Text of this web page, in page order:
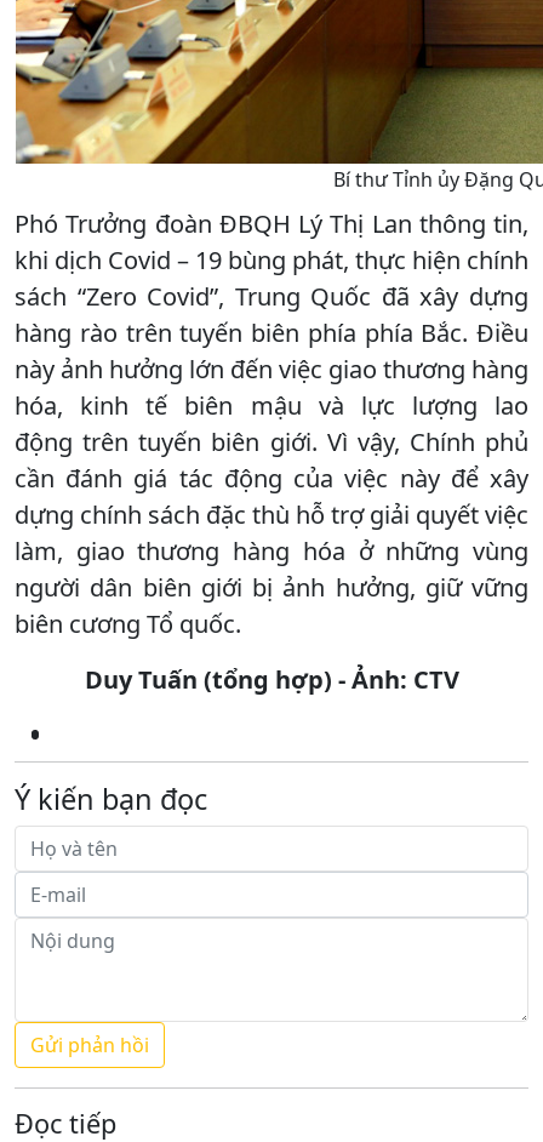
Bí thư Tỉnh ủy Đặng
Phó Trưởng đoàn ĐBQH Lý Thị Lan thông tin,
khi dịch Covid – 19 bùng phát, thực hiện chính
sách “Zero Covid”, Trung Quốc đã xây dựng
hàng rào trên tuyến biên phía phía Bắc. Điều
này ảnh hưởng lớn đến việc giao thương hàng
hóa, kinh tế biên mậu và lực lượng lao
động trên tuyến biên giới. Vì vậy, Chính phủ
cần đánh giá tác động của việc này để xây
dựng chính sách đặc thù hỗ trợ giải quyết việc
làm, giao thương hàng hóa ở những vùng
người dân biên giới bị ảnh hưởng, giữ vững
biên cương Tổ quốc.
Duy Tuấn (tổng hợp) - Ảnh: CTV
Ý kiến bạn đọc
Đọc tiếp